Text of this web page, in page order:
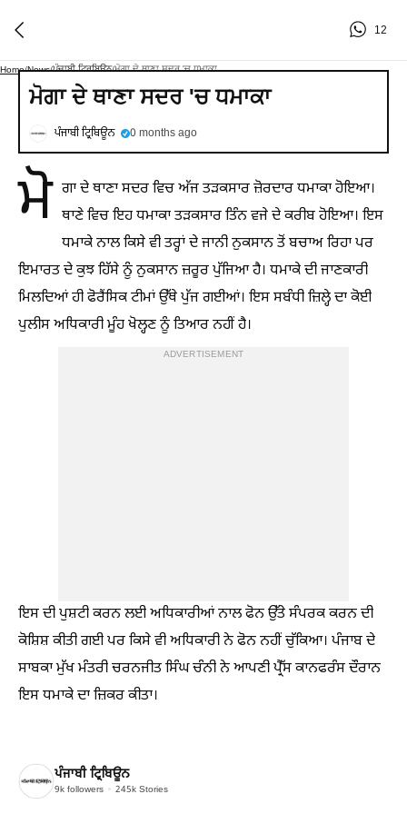
12
Home/News/ਪੰਜਾਬੀ ਟ੍ਰਿਬਿਊਨ/ਮੋਗਾ ਦੇ ਥਾਣਾ ਸਦਰ 'ਚ ਧਮਾਕਾ
ਮੋਗਾ ਦੇ ਥਾਣਾ ਸਦਰ 'ਚ ਧਮਾਕਾ
ਪੰਜਾਬੀ ਟ੍ਰਿਬਿਊਨ 0 months ago
ਮੋ ਗਾ ਦੇ ਥਾਣਾ ਸਦਰ ਵਿਚ ਅੱਜ ਤੜਕਸਾਰ ਜ਼ੋਰਦਾਰ ਧਮਾਕਾ ਹੋਇਆ।
ਥਾਣੇ ਵਿਚ ਇਹ ਧਮਾਕਾ ਤੜਕਸਾਰ ਤਿੰਨ ਵਜੇ ਦੇ ਕਰੀਬ ਹੋਇਆ। ਇਸ
ਧਮਾਕੇ ਨਾਲ ਕਿਸੇ ਵੀ ਤਰ੍ਹਾਂ ਦੇ ਜਾਨੀ ਨੁਕਸਾਨ ਤੋਂ ਬਚਾਅ ਰਿਹਾ ਪਰ
ਇਮਾਰਤ ਦੇ ਕੁਝ ਹਿੱਸੇ ਨੂੰ ਨੁਕਸਾਨ ਜ਼ਰੂਰ ਪੁੱਜਿਆ ਹੈ। ਧਮਾਕੇ ਦੀ ਜਾਣਕਾਰੀ
ਮਿਲਦਿਆਂ ਹੀ ਫੋਰੈਂਸਿਕ ਟੀਮਾਂ ਉੱਥੇ ਪੁੱਜ ਗਈਆਂ। ਇਸ ਸਬੰਧੀ ਜ਼ਿਲ੍ਹੇ ਦਾ ਕੋਈ
ਪੁਲੀਸ ਅਧਿਕਾਰੀ ਮੂੰਹ ਖੋਲ੍ਹਣ ਨੂੰ ਤਿਆਰ ਨਹੀਂ ਹੈ।
ADVERTISEMENT
ਇਸ ਦੀ ਪੁਸ਼ਟੀ ਕਰਨ ਲਈ ਅਧਿਕਾਰੀਆਂ ਨਾਲ ਫੋਨ ਉੱਤੇ ਸੰਪਰਕ ਕਰਨ ਦੀ
ਕੋਸ਼ਿਸ਼ ਕੀਤੀ ਗਈ ਪਰ ਕਿਸੇ ਵੀ ਅਧਿਕਾਰੀ ਨੇ ਫੋਨ ਨਹੀਂ ਚੁੱਕਿਆ। ਪੰਜਾਬ ਦੇ
ਸਾਬਕਾ ਮੁੱਖ ਮੰਤਰੀ ਚਰਨਜੀਤ ਸਿੰਘ ਚੰਨੀ ਨੇ ਆਪਣੀ ਪ੍ਰੈੱਸ ਕਾਨਫਰੰਸ ਦੌਰਾਨ
ਇਸ ਧਮਾਕੇ ਦਾ ਜ਼ਿਕਰ ਕੀਤਾ।
ਪੰਜਾਬੀ ਟ੍ਰਿਬਿਊਨ
9k followers 245k Stories